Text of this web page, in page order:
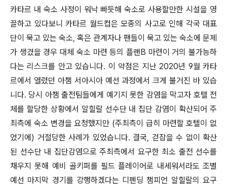
카타르 내 숙소 사정이 워낙 빠듯해 숙소로 사용할만한 시설을 영
끌하고 있다보니 카타르 월드컵은 모종의 사고로 인해 각국 대표
단이 묵고 있는 숙소, 혹은 관계자나 팬들이 묵고 있는 숙소에 문제
가 생겼을 경우 대체 숙소 마련 등의 플랜B 마련이 거의 불가능하
다는 리스크를 안고 있습니다. 이 약점은 지난 2020년 9월 카타
르에서 열렸던 아챔 서아시아 예선 과정에서 크게 불거진 바 있습
니다. 당시 아챔 출전팀들에게 예기지 못한 감염을 막고자 호텔 전
체를 할당한 상황에서 알힐랄 선수단 내 집단 감염이 확산되어 주
최측에 숙소 변경을 요청했지만 (주최측이 급히 마련할 호텔이 없
었기에) 거절당한 사례가 있었습니다. 결국, 걷잡을 수 없이 확산
된 선수단 내 집단감염으로 주최측에서 요구한 최소 출전 선수를
채우지 못해 예비 골키퍼를 필드 플레이어로 내세워서라도 조별
예선 마지막 경기를 강행하겠다는 디펜딩 챔피언 알힐랄의 요구